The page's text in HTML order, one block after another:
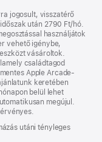
jogosult, visszatérő
után 2790 Ft/hó.
használjátok
vehető igénybe,
vásároltok.
családtagod
Apple Arcade-
keretében
belül lehet
megújul.
érvényes.
utáni tényleges